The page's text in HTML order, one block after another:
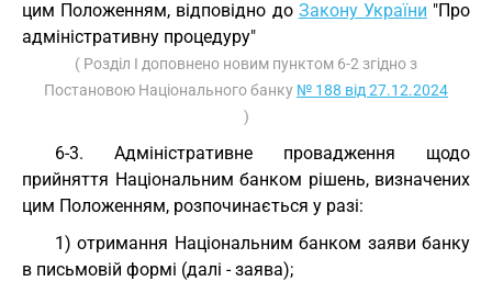
цим Положенням, відповідно до Закону України "Про
адміністративну процедуру"
( Розділ I доповнено новим пунктом 6-2 згідно з
Постановою Національного банку № 188 від 27.12.2024
)
6-3. Адміністративне провадження щодо
прийняття Національним банком рішень, визначених
цим Положенням, розпочинається у разі:
1) отримання Національним банком заяви банку
в письмовій формі (далі - заява);